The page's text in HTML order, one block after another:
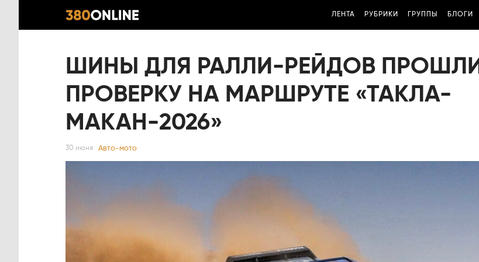
ЛЕНТА РУБРИКИ ГРУППЫ БЛОГИ
ШИНЫ ДЛЯ РАЛЛИ-РЕЙДОВ ПРОШЛИ
ПРОВЕРКУ НА МАРШРУТЕ «ТАКЛА-
МАКАН-2026»
30 июня Авто-мото